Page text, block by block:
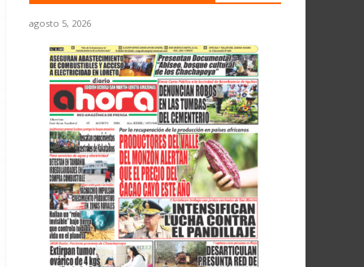
agosto 5, 2026